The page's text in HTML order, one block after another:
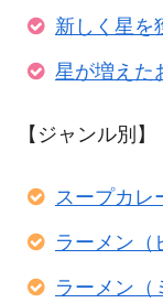
新しく星を
星が増えた
【ジャンル別】
スープカレ
ラーメン（
ラーメン（